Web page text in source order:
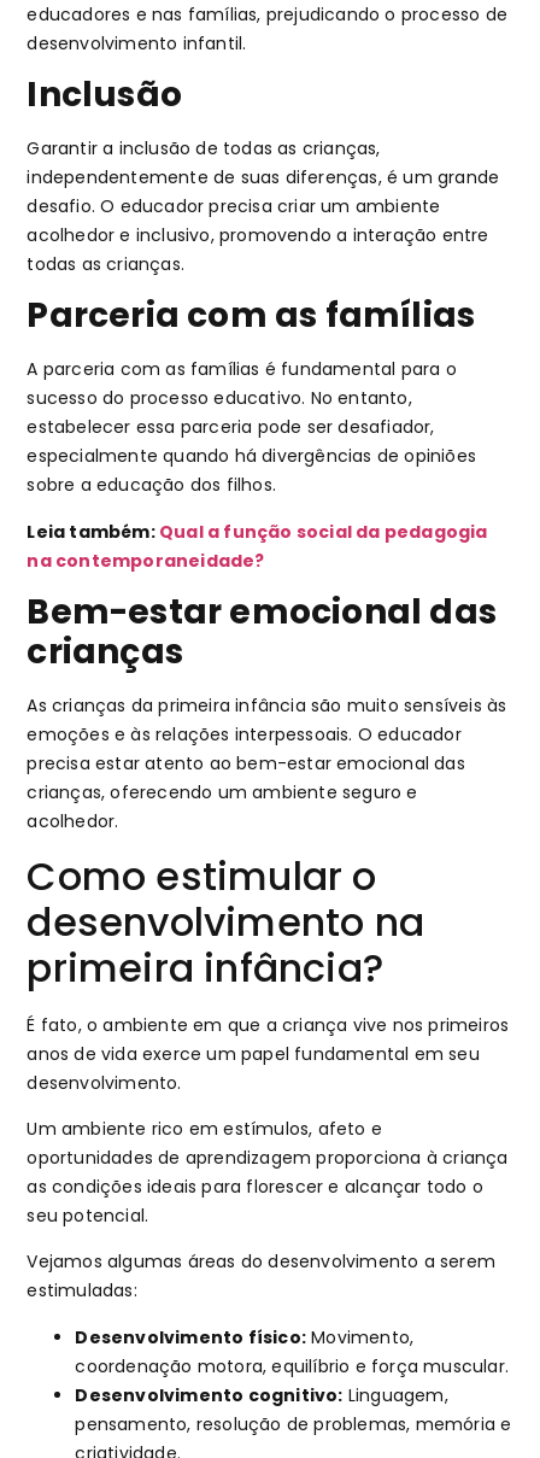
educadores e nas famílias, prejudicando o processo de
desenvolvimento infantil.
Inclusão
Garantir a inclusão de todas as crianças,
independentemente de suas diferenças, é um grande
desafio. O educador precisa criar um ambiente
acolhedor e inclusivo, promovendo a interação entre
todas as crianças.
Parceria com as famílias
A parceria com as famílias é fundamental para o
sucesso do processo educativo. No entanto,
estabelecer essa parceria pode ser desafiador,
especialmente quando há divergências de opiniões
sobre a educação dos filhos.
Leia também: Qual a função social da pedagogia
na contemporaneidade?
Bem-estar emocional das
crianças
As crianças da primeira infância são muito sensíveis às
emoções e às relações interpessoais. O educador
precisa estar atento ao bem-estar emocional das
crianças, oferecendo um ambiente seguro e
acolhedor.
Como estimular o
desenvolvimento na
primeira infância?
É fato, o ambiente em que a criança vive nos primeiros
anos de vida exerce um papel fundamental em seu
desenvolvimento.
Um ambiente rico em estímulos, afeto e
oportunidades de aprendizagem proporciona à criança
as condições ideais para florescer e alcançar todo o
seu potencial.
Vejamos algumas áreas do desenvolvimento a serem
estimuladas:
Desenvolvimento físico: Movimento,
coordenação motora, equilíbrio e força muscular.
Desenvolvimento cognitivo: Linguagem,
pensamento, resolução de problemas, memória e
criatividade.